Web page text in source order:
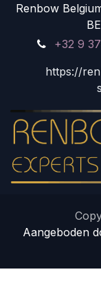
Renbow
+32 9
https://
Aangeboden